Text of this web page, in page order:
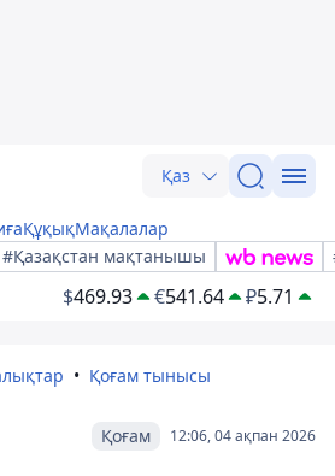
Қаз
ҚұқықМақалалар
#Қазақстан мақтанышы
$469.93 €541.64 ₽5.71
Қоғам тынысы
12:06, 04 ақпан 2026
Қоғам